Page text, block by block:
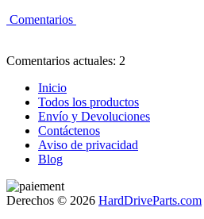
Comentarios
Comentarios actuales: 2
Inicio
Todos los productos
Envío y Devoluciones
Contáctenos
Aviso de privacidad
Blog
Derechos © 2026 HardDriveParts.com